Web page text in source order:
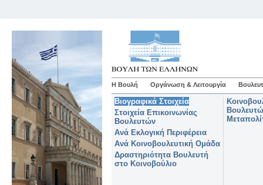
Η Βουλή Οργάνωση & Λειτουργία
Βιογραφικά Στοιχεία
Στοιχεία Επικοινωνίας
Βουλευτών
Ανά Εκλογική Περιφέρεια
Ανά Κοινοβουλευτική Ομάδα
Δραστηριότητα Βουλευτή
στο Κοινοβούλιο